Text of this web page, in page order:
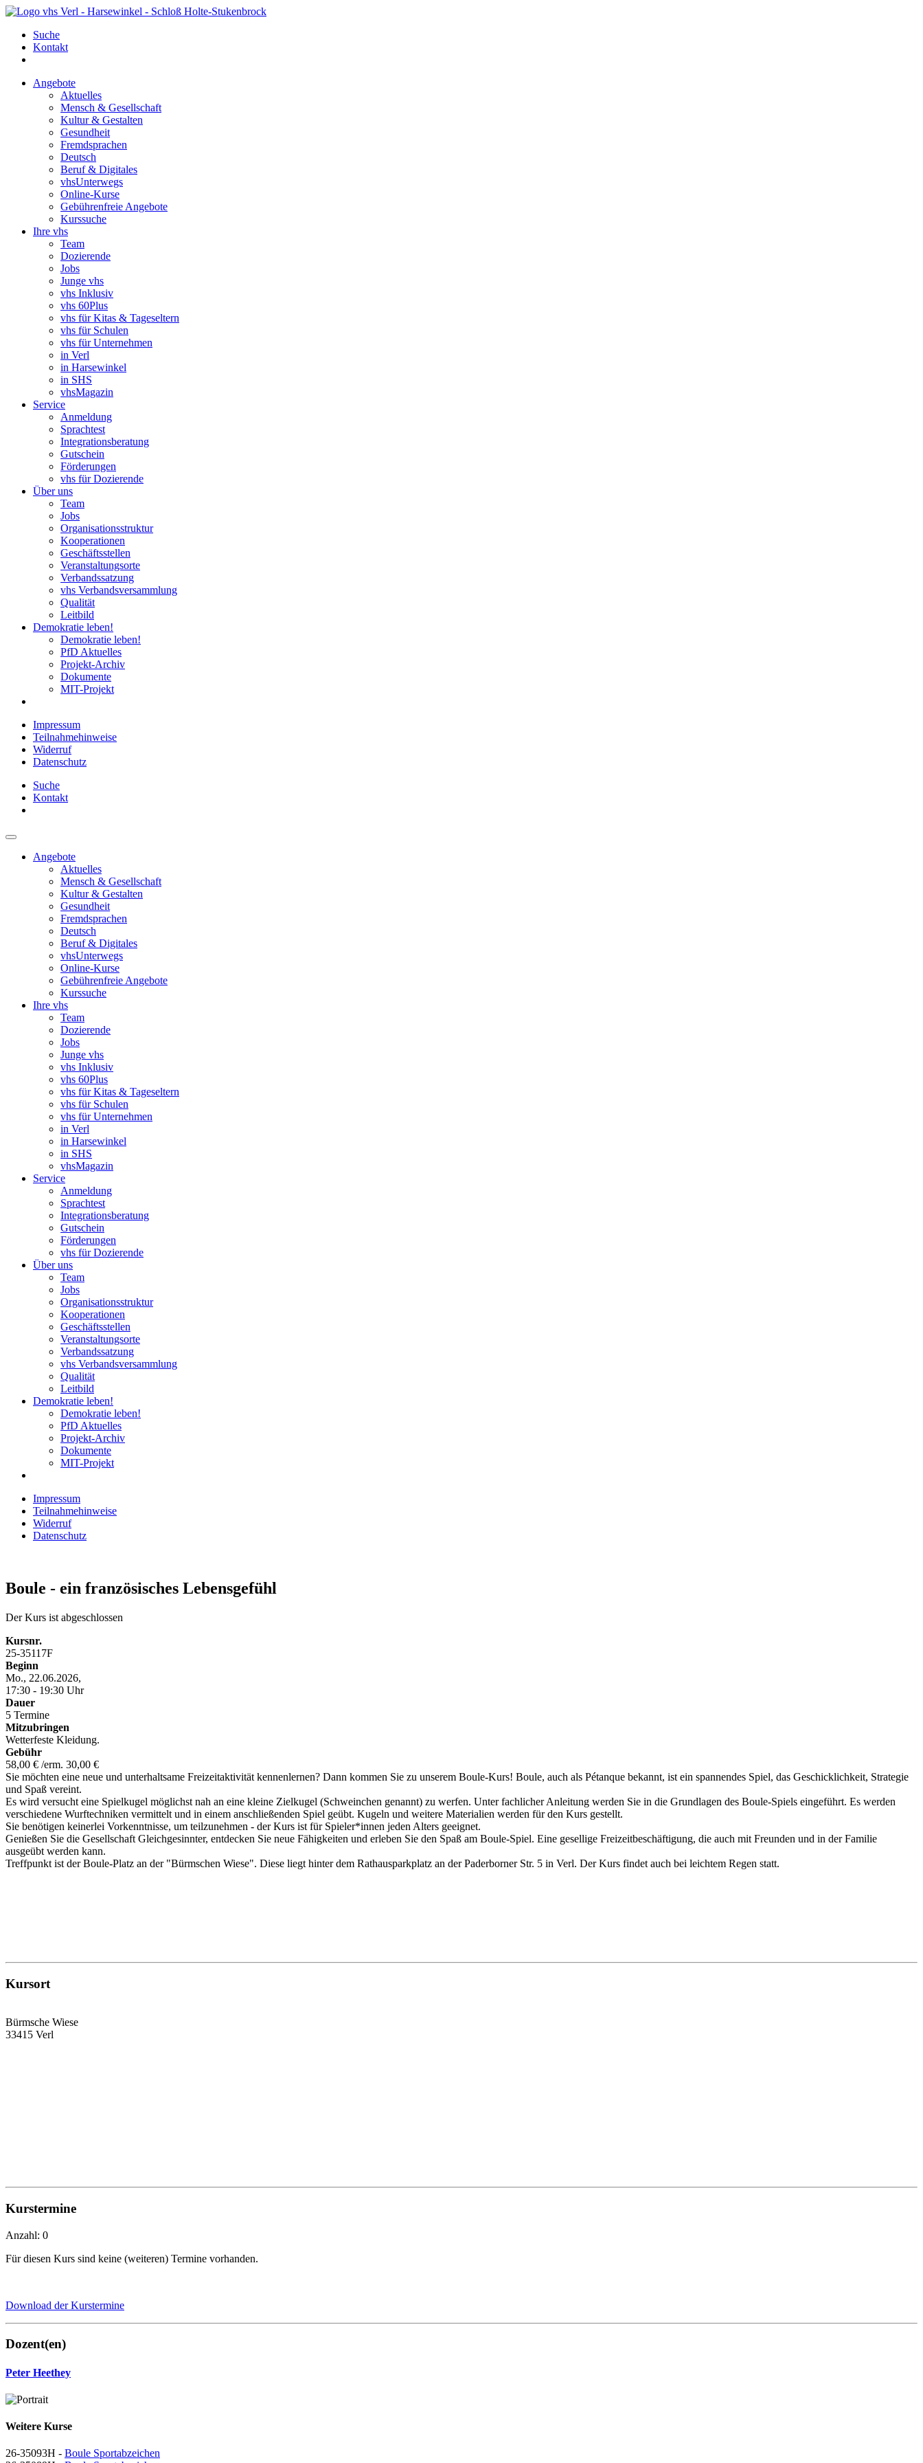
Suche
Kontakt
Angebote
Aktuelles
Mensch & Gesellschaft
Kultur & Gestalten
Gesundheit
Fremdsprachen
Deutsch
Beruf & Digitales
vhsUnterwegs
Online-Kurse
Gebührenfreie Angebote
Kurssuche
Ihre vhs
Team
Dozierende
Jobs
Junge vhs
vhs Inklusiv
vhs 60Plus
vhs für Kitas & Tageseltern
vhs für Schulen
vhs für Unternehmen
in Verl
in Harsewinkel
in SHS
vhsMagazin
Service
Anmeldung
Sprachtest
Integrationsberatung
Gutschein
Förderungen
vhs für Dozierende
Über uns
Team
Jobs
Organisationsstruktur
Kooperationen
Geschäftsstellen
Veranstaltungsorte
Verbandssatzung
vhs Verbandsversammlung
Qualität
Leitbild
Demokratie leben!
Demokratie leben!
PfD Aktuelles
Projekt-Archiv
Dokumente
MIT-Projekt
Impressum
Teilnahmehinweise
Widerruf
Datenschutz
Suche
Kontakt
Angebote
Aktuelles
Mensch & Gesellschaft
Kultur & Gestalten
Gesundheit
Fremdsprachen
Deutsch
Beruf & Digitales
vhsUnterwegs
Online-Kurse
Gebührenfreie Angebote
Kurssuche
Ihre vhs
Team
Dozierende
Jobs
Junge vhs
vhs Inklusiv
vhs 60Plus
vhs für Kitas & Tageseltern
vhs für Schulen
vhs für Unternehmen
in Verl
in Harsewinkel
in SHS
vhsMagazin
Service
Anmeldung
Sprachtest
Integrationsberatung
Gutschein
Förderungen
vhs für Dozierende
Über uns
Team
Jobs
Organisationsstruktur
Kooperationen
Geschäftsstellen
Veranstaltungsorte
Verbandssatzung
vhs Verbandsversammlung
Qualität
Leitbild
Demokratie leben!
Demokratie leben!
PfD Aktuelles
Projekt-Archiv
Dokumente
MIT-Projekt
Impressum
Teilnahmehinweise
Widerruf
Datenschutz
Boule - ein französisches Lebensgefühl
Der Kurs ist abgeschlossen
Kursnr.
25-35117F
Beginn
Mo., 22.06.2026,
17:30 - 19:30 Uhr
Dauer
5 Termine
Mitzubringen
Wetterfeste Kleidung.
Gebühr
58,00 € /erm. 30,00 €
Sie möchten eine neue und unterhaltsame Freizeitaktivität kennenlernen? Dann kommen Sie zu unserem Boule-Kurs! Boule, auch als Pétanque bekannt, ist ein spannendes Spiel, das Geschicklichkeit, Strategie
und Spaß vereint.
Es wird versucht eine Spielkugel möglichst nah an eine kleine Zielkugel (Schweinchen genannt) zu werfen. Unter fachlicher Anleitung werden Sie in die Grundlagen des Boule-Spiels eingeführt. Es werden
verschiedene Wurftechniken vermittelt und in einem anschließenden Spiel geübt. Kugeln und weitere Materialien werden für den Kurs gestellt.
Sie benötigen keinerlei Vorkenntnisse, um teilzunehmen - der Kurs ist für Spieler*innen jeden Alters geeignet.
Genießen Sie die Gesellschaft Gleichgesinnter, entdecken Sie neue Fähigkeiten und erleben Sie den Spaß am Boule-Spiel. Eine gesellige Freizeitbeschäftigung, die auch mit Freunden und in der Familie
ausgeübt werden kann.
Treffpunkt ist der Boule-Platz an der "Bürmschen Wiese". Diese liegt hinter dem Rathausparkplatz an der Paderborner Str. 5 in Verl. Der Kurs findet auch bei leichtem Regen statt.
Kursort
Bürmsche Wiese
33415 Verl
Kurstermine
Anzahl: 0
Für diesen Kurs sind keine (weiteren) Termine vorhanden.
Download der Kurstermine
Dozent(en)
Peter Heethey
Weitere Kurse
26-35093H - Boule Sportabzeichen